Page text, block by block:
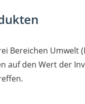
Bereichen Umwelt
den Wert der